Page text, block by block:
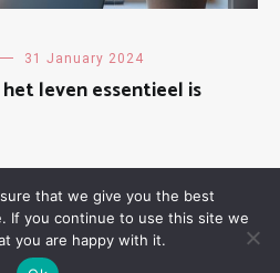
31 January 2024
leven essentieel is
. All rights reserved. Theme:
that we give you the best
If you continue to use this site we
you are happy with it.